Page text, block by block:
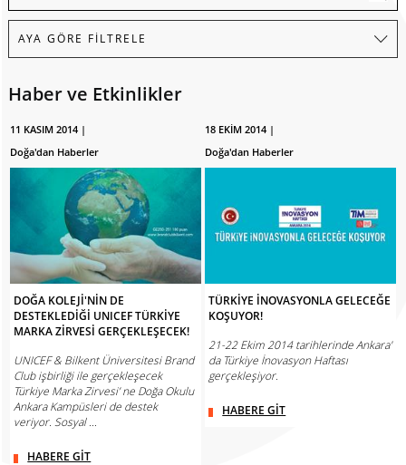
Haber ve Etkinlikler
11 KASIM 2014 |
Doğa'dan Haberler
DOĞA KOLEJİ'NİN DE
DESTEKLEDİĞİ UNICEF TÜRKİYE
MARKA ZİRVESİ GERÇEKLEŞECEK!
UNICEF & Bilkent Üniversitesi Brand
Club işbirliği ile gerçekleşecek
Türkiye Marka Zirvesi’ ne Doğa Okulu
Ankara Kampüsleri de destek
veriyor. Sosyal ...
HABERE GİT
18 EKİM 2014 |
Doğa'dan Haberler
TÜRKİYE İNOVASYONLA GELECEĞE
KOŞUYOR!
21-22 Ekim 2014 tarihlerinde Ankara'
da Türkiye İnovasyon Haftası
gerçekleşiyor.
HABERE GİT